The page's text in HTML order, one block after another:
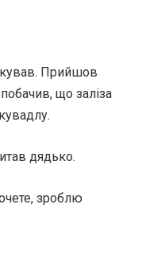
Прийшов
що заліза
дядько.
зроблю